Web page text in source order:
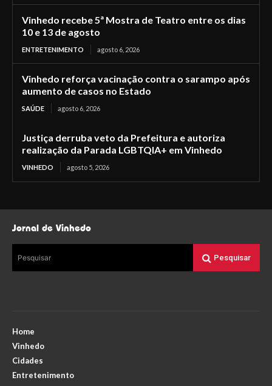
Vinhedo recebe 5ª Mostra de Teatro entre os dias
10 e 13 de agosto
ENTRETENIMENTO agosto 6, 2026
Vinhedo reforça vacinação contra o sarampo após
aumento de casos no Estado
SAÚDE agosto 6, 2026
Justiça derruba veto da Prefeitura e autoriza
realização da Parada LGBTQIA+ em Vinhedo
VINHEDO agosto 5, 2026
Jornal de Vinhedo
Pesquisar Pesquisar
Home
Vinhedo
Cidades
Entretenimento